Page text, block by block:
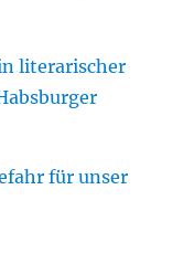
literarischer
für unser